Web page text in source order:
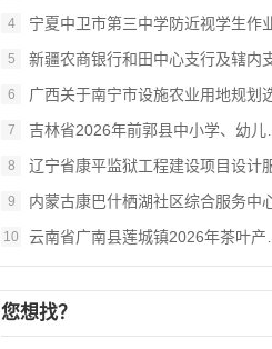
4 宁夏中卫市第三中学防近视学生作业本采购
5 新疆农商银行和田中心支行及辖内支行职工
6 广西关于南宁市设施农业用地规划选址审查
7 吉林省2026年前郭县中小学、幼儿园食堂
8 辽宁省康平监狱工程建设项目设计服务供应
9 内蒙古康巴什栖湖社区综合服务中心--外
10 云南省广南县莲城镇2026年茶叶产业提质
您想找？